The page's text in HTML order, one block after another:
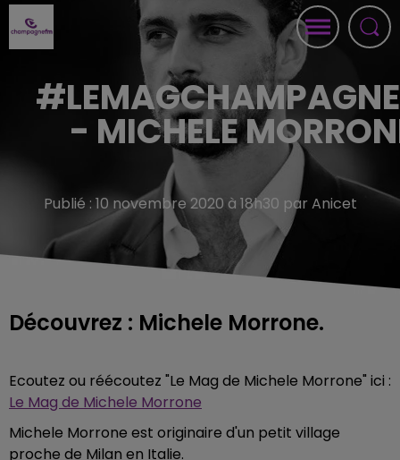
- MICHELE
Publié : 10 novembre 2020 à 18h30 par Anicet
Découvrez : Michele Morrone.
Ecoutez ou réécoutez "Le Mag de Michele Morrone" ici :
Le Mag de Michele Morrone
Michele Morrone est originaire d'un petit village
proche de Milan en Italie.